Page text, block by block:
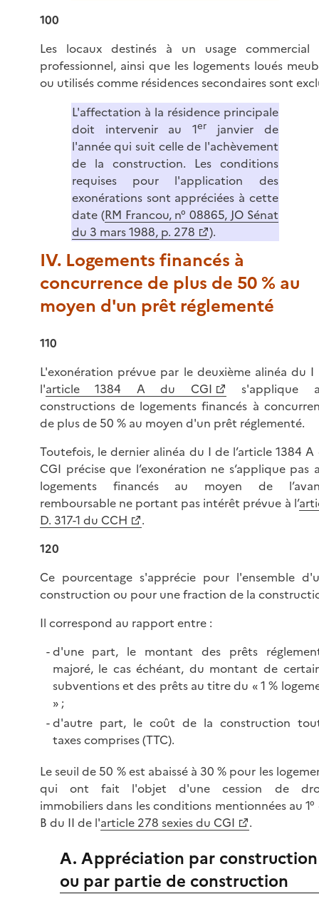
100
Les locaux destinés à un usage commercial
professionnel, ainsi que les logements loués
ou utilisés comme résidences secondaires sont
L'affectation à la résidence principale
doit intervenir au 1er
janvier de
l'année qui suit celle de l'achèvement
de la construction. Les conditions
requises pour l'application des
exonérations sont appréciées à cette
date (RM Francou, n° 08865, JO Sénat
du 3 mars 1988, p. 278
).
IV. Logements financés à
concurrence de plus de 50 % au
moyen d'un prêt réglementé
110
L'exonération prévue par le deuxième alinéa du I
l'article 1384 A du CGI
s'applique
constructions de logements financés à
de plus de 50 % au moyen d'un prêt réglementé.
Toutefois, le dernier alinéa du I de l’article 1384 A
CGI précise que l’exonération ne s‘applique pas
logements financés au moyen de
remboursable ne portant pas intérêt prévue à l’
D. 317-1 du CCH
.
120
Ce pourcentage s'apprécie pour l'ensemble
construction ou pour une fraction de la
Il correspond au rapport entre :
d'une part, le montant des prêts
majoré, le cas échéant, du montant de
subventions et des prêts au titre du « 1 %
» ;
d'autre part, le coût de la construction
taxes comprises (TTC).
Le seuil de 50 % est abaissé à 30 % pour les
qui ont fait l'objet d'une cession de
immobiliers dans les conditions mentionnées au
B du II de l'article 278 sexies du CGI .
A. Appréciation par construction
ou par partie de construction